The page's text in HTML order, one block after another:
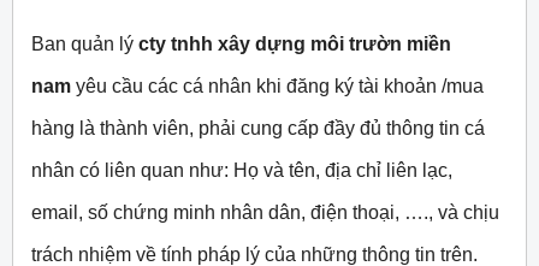
Ban quản lý cty tnhh xây dựng môi trườn miền
nam yêu cầu các cá nhân khi đăng ký tài khoản /mua
hàng là thành viên, phải cung cấp đầy đủ thông tin cá
nhân có liên quan như: Họ và tên, địa chỉ liên lạc,
email, số chứng minh nhân dân, điện thoại, …., và chịu
trách nhiệm về tính pháp lý của những thông tin trên.